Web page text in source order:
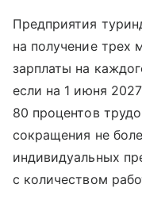
Предприятия
на получение трех
зарплаты на
если на 1 июня
80 процентов
сокращения не
индивидуальных
с количеством